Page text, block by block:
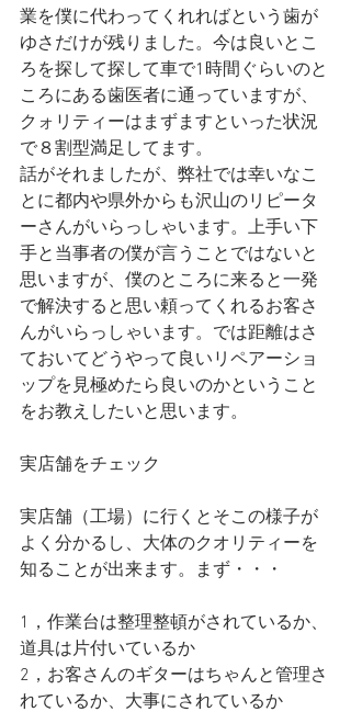
業を僕に代わってくれればという歯が
ゆさだけが残りました。今は良いとこ
ろを探して探して車で1時間ぐらいのと
ころにある歯医者に通っていますが、
クォリティーはまずますといった状況
で８割型満足してます。
話がそれましたが、弊社では幸いなこ
とに都内や県外からも沢山のリピータ
ーさんがいらっしゃいます。上手い下
手と当事者の僕が言うことではないと
思いますが、僕のところに来ると一発
で解決すると思い頼ってくれるお客さ
んがいらっしゃいます。では距離はさ
ておいてどうやって良いリペアーショ
ップを見極めたら良いのかということ
をお教えしたいと思います。
実店舗をチェック
実店舗（工場）に行くとそこの様子が
よく分かるし、大体のクオリティーを
知ることが出来ます。まず・・・
1，作業台は整理整頓がされているか、
道具は片付いているか
2，お客さんのギターはちゃんと管理さ
れているか、大事にされているか